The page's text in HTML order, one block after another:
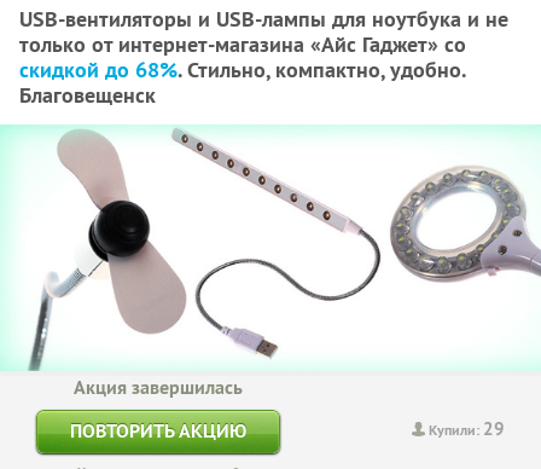
USB-вентиляторы и USB-лампы для ноутбука и не
только от интернет-магазина «Айс Гаджет» со
скидкой до 68%. Стильно, компактно, удобно.
Благовещенск
Купили: 29
Акция завершилась
ПОВТОРИТЬ АКЦИЮ